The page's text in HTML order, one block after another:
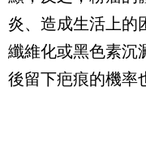
炎、造成生活上的
纖維化或黑色素沉
後留下疤痕的機率